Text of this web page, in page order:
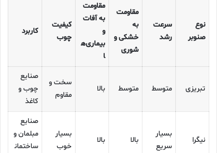
نوع
صنوبر
سرعت
رشد
مقاومت
به
خشکی و
شوری
مقاومت
به آفات
و
بیماری‌ه
ا
کیفیت
چوب
کاربرد
تبریزی متوسط متوسط بالا
سخت و
مقاوم
صنایع
چوب و
کاغذ
نیگرا
بسیار
سریع
بالا بالا
بسیار
خوب
صنایع
مبلمان و
ساختمان